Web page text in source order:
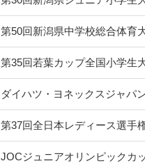
第50回新潟県中学校総合体育
第35回若葉カップ全国小学生
ダイハツ・ヨネックスジャパ
第37回全日本レディース選手
JOCジュニアオリンピックカ